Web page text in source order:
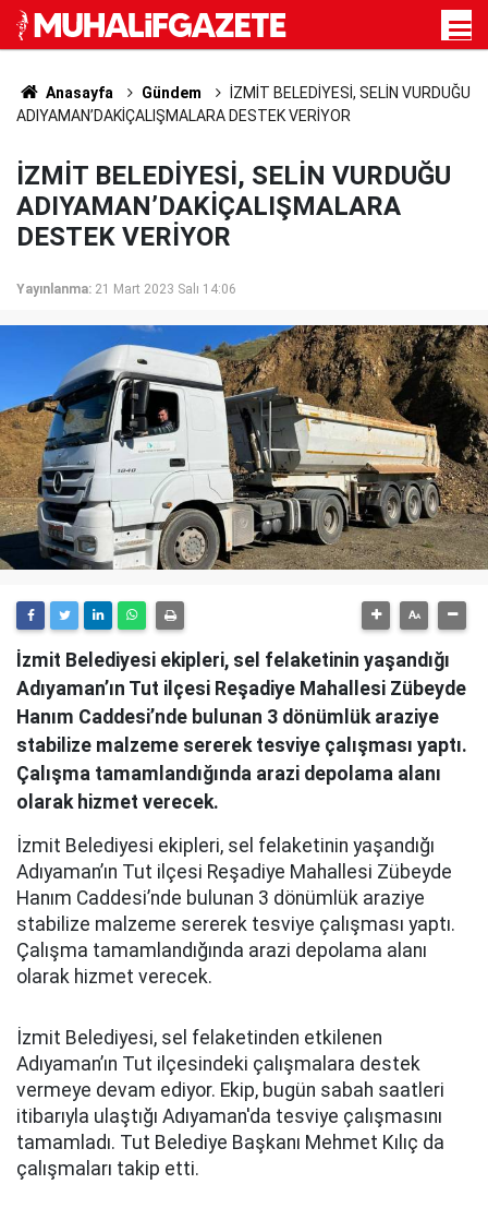
Anasayfa Gündem
İZMİT BELEDİYESİ, SELİN VURDUĞU
ADIYAMAN’DAKİÇALIŞMALARA DESTEK VERİYOR
İZMİT BELEDİYESİ, SELİN VURDUĞU
ADIYAMAN’DAKİÇALIŞMALARA
DESTEK VERİYOR
Yayınlanma: 21 Mart 2023 Salı 14:06
İzmit Belediyesi ekipleri, sel felaketinin yaşandığı
Adıyaman’ın Tut ilçesi Reşadiye Mahallesi Zübeyde
Hanım Caddesi’nde bulunan 3 dönümlük araziye
stabilize malzeme sererek tesviye çalışması yaptı.
Çalışma tamamlandığında arazi depolama alanı
olarak hizmet verecek.
İzmit Belediyesi ekipleri, sel felaketinin yaşandığı
Adıyaman’ın Tut ilçesi Reşadiye Mahallesi Zübeyde
Hanım Caddesi’nde bulunan 3 dönümlük araziye
stabilize malzeme sererek tesviye çalışması yaptı.
Çalışma tamamlandığında arazi depolama alanı
olarak hizmet verecek.
İzmit Belediyesi, sel felaketinden etkilenen
Adıyaman’ın Tut ilçesindeki çalışmalara destek
vermeye devam ediyor. Ekip, bugün sabah saatleri
itibarıyla ulaştığı Adıyaman'da tesviye çalışmasını
tamamladı. Tut Belediye Başkanı Mehmet Kılıç da
çalışmaları takip etti.